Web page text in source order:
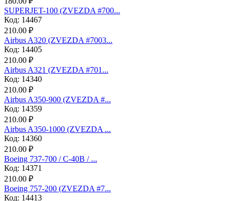
SUPERJET-100 (ZVEZDA #700...
Код: 14467
210.00 ₽
Аirbus A320 (ZVEZDA #7003...
Код: 14405
210.00 ₽
Аirbus A321 (ZVEZDA #701...
Код: 14340
210.00 ₽
Airbus A350-900 (ZVEZDA #...
Код: 14359
210.00 ₽
Airbus A350-1000 (ZVEZDA ...
Код: 14360
210.00 ₽
Boeing 737-700 / C-40B / ...
Код: 14371
210.00 ₽
Boeing 757-200 (ZVEZDA #7...
Код: 14413